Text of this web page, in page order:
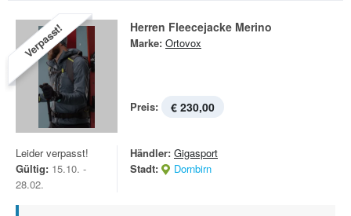
Verpasst! Herren Fleecejacke Merino
Marke: Ortovox
Preis: € 230,00
Leider verpasst!
Gültig: 15.10. -
28.02.
Händler: Gigasport
Stadt:
Dornbirn